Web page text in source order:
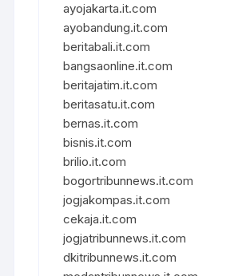
ayojakarta.it.com
ayobandung.it.com
beritabali.it.com
bangsaonline.it.com
beritajatim.it.com
beritasatu.it.com
bernas.it.com
bisnis.it.com
brilio.it.com
bogortribunnews.it.com
jogjakompas.it.com
cekaja.it.com
jogjatribunnews.it.com
dkitribunnews.it.com